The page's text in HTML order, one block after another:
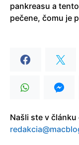
pankreasu a
pečene, čomu je
Našli ste v